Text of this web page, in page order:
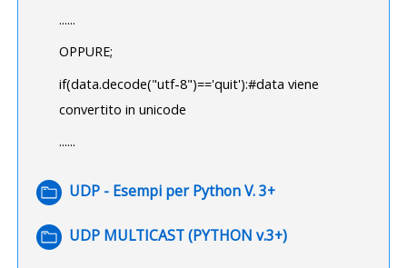
......
OPPURE;
if(data.decode("utf-8")=='quit'):#data viene
convertito in unicode
......
UDP - Esempi per Python V. 3+
Cartella
UDP MULTICAST (PYTHON v.3+)
Cartella